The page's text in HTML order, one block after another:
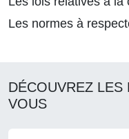
Les normes à
DÉCOUVREZ LES
VOUS